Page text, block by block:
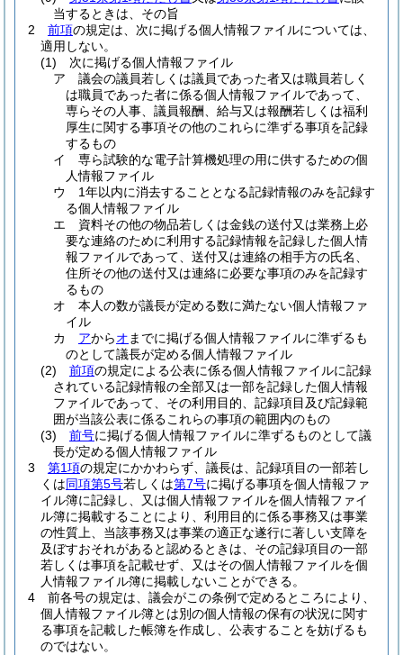
当するときは、その旨
2
前項の規定は、次に掲げる個人情報ファイルについては、
適用しない。
(1)
次に掲げる個人情報ファイル
ア
議会の議員若しくは議員であった者又は職員若しく
は職員であった者に係る個人情報ファイルであって、
専らその人事、議員報酬、給与又は報酬若しくは福利
厚生に関する事項その他のこれらに準ずる事項を記録
するもの
イ
専ら試験的な電子計算機処理の用に供するための個
人情報ファイル
ウ
1年以内に消去することとなる記録情報のみを記録す
る個人情報ファイル
エ
資料その他の物品若しくは金銭の送付又は業務上必
要な連絡のために利用する記録情報を記録した個人情
報ファイルであって、送付又は連絡の相手方の氏名、
住所その他の送付又は連絡に必要な事項のみを記録す
るもの
オ
本人の数が議長が定める数に満たない個人情報ファ
イル
カ
アからオ までに掲げる個人情報ファイルに準ずるも
のとして議長が定める個人情報ファイル
(2)
前項の規定による公表に係る個人情報ファイルに記録
されている記録情報の全部又は一部を記録した個人情報
ファイルであって、その利用目的、記録項目及び記録範
囲が当該公表に係るこれらの事項の範囲内のもの
(3)
前号に掲げる個人情報ファイルに準ずるものとして議
長が定める個人情報ファイル
3
第1項の規定にかかわらず、議長は、記録項目の一部若し
くは同項第5号若しくは第7号に掲げる事項を個人情報ファ
イル簿に記録し、又は個人情報ファイルを個人情報ファイ
ル簿に掲載することにより、利用目的に係る事務又は事業
の性質上、当該事務又は事業の適正な遂行に著しい支障を
及ぼすおそれがあると認めるときは、その記録項目の一部
若しくは事項を記載せず、又はその個人情報ファイルを個
人情報ファイル簿に掲載しないことができる。
4
前各号の規定は、議会がこの条例で定めるところにより、
個人情報ファイル簿とは別の個人情報の保有の状況に関す
る事項を記載した帳簿を作成し、公表することを妨げるも
のではない。